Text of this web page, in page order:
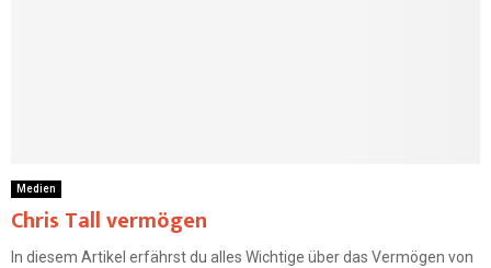
Medien
Chris Tall vermögen
In diesem Artikel erfährst du alles Wichtige über das Vermögen von